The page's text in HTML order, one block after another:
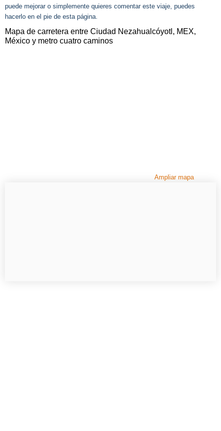
puede mejorar o simplemente quieres comentar este viaje, puedes
hacerlo en el pie de esta página.
Mapa de carretera entre Ciudad Nezahualcóyotl, MEX,
México y metro cuatro caminos
Ampliar mapa